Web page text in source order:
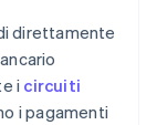
direttamente
i circuiti
i pagamenti